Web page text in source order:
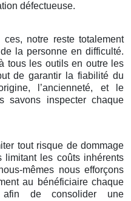
défectueuse.
notre reste totalement
la personne en difficulté.
tous les outils en outre les
de garantir la fiabilité du
l’ancienneté, et le
savons inspecter chaque
tout risque de dommage
limitant les coûts inhérents
mêmes nous efforçons
au bénéficiaire chaque
de consolider une